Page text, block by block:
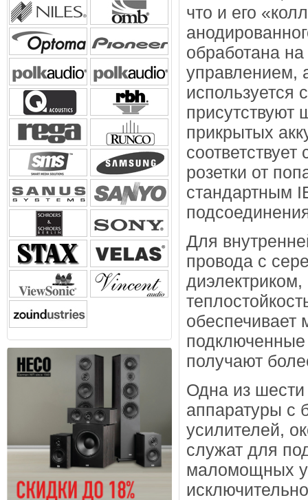
что и его
обработана
управлением,
используется
присутствуют
прикрытых
розетки от
стандартным
Для
провода с
обеспечивает
получают
Одна из шести
аппаратуры с
усилителей,
служат для
маломощных